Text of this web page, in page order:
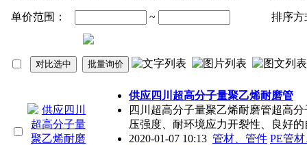
单价范围： ~ 排序方
供应四川超高分子量聚乙烯耐磨管
四川超高分子量聚乙烯耐磨管超高
压强度、耐环境应力开裂性、良好的
2020-01-07 10:13 管材、管件 PE管